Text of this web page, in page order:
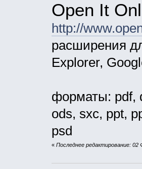
Open It
http://
расширения
Explorer,
форматы: pdf,
ods, sxc, ppt,
psd
« Последнее редактирование: 02